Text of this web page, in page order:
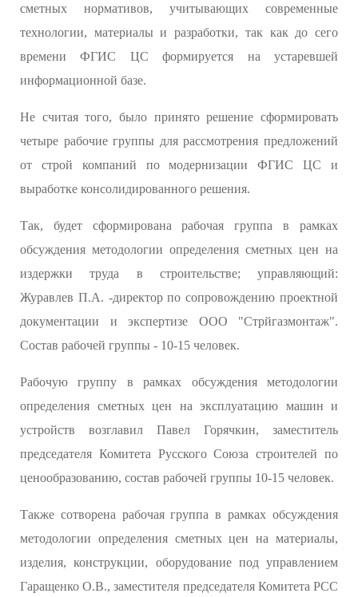
сметных нормативов, учитывающих современные
технологии, материалы и разработки, так как до сего
времени ФГИС ЦС формируется на устаревшей
информационной базе.
Не считая того, было принято решение сформировать
четыре рабочие группы для рассмотрения предложений
от строй компаний по модернизации ФГИС ЦС и
выработке консолидированного решения.
Так, будет сформирована рабочая группа в рамках
обсуждения методологии определения сметных цен на
издержки труда в строительстве; управляющий:
Журавлев П.А. -директор по сопровождению проектной
документации и экспертизе ООО "Стрйгазмонтаж".
Состав рабочей группы - 10-15 человек.
Рабочую группу в рамках обсуждения методологии
определения сметных цен на эксплуатацию машин и
устройств возглавил Павел Горячкин, заместитель
председателя Комитета Русского Союза строителей по
ценообразованию, состав рабочей группы 10-15 человек.
Также сотворена рабочая группа в рамках обсуждения
методологии определения сметных цен на материалы,
изделия, конструкции, оборудование под управлением
Гаращенко О.В., заместителя председателя Комитета РСС